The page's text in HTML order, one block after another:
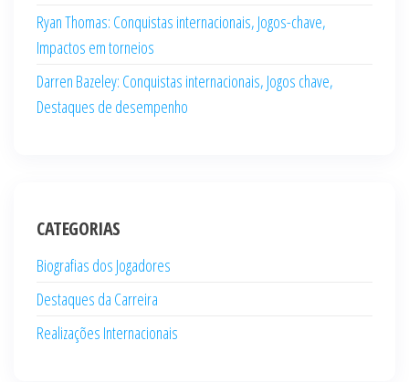
Ryan Thomas: Conquistas internacionais, Jogos-chave,
Impactos em torneios
Darren Bazeley: Conquistas internacionais, Jogos chave,
Destaques de desempenho
CATEGORIAS
Biografias dos Jogadores
Destaques da Carreira
Realizações Internacionais